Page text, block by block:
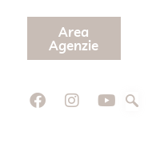
Area
Agenzie